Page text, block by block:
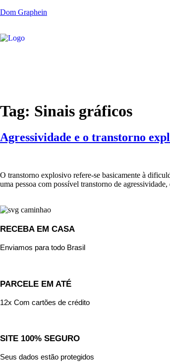
Dom Graphein
Tag: Sinais gráficos
Agressividade e o transtorno
O transtorno explosivo refere-se basicamente à
uma pessoa com possível transtorno de
RECEBA EM CASA
Enviamos para todo Brasil
PARCELE EM ATÉ
12x Com cartões de crédito
SITE 100% SEGURO
Seus dados estão protegidos